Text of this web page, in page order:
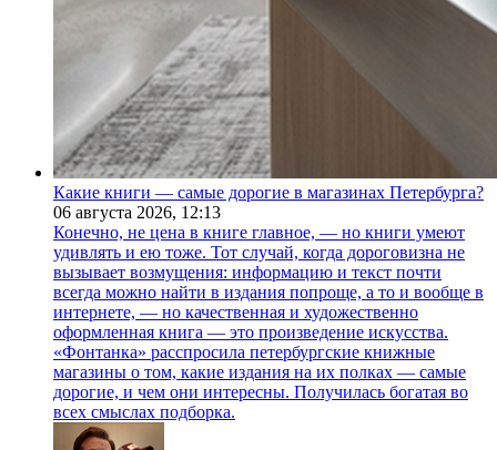
Какие книги — самые дорогие в магазинах Петербурга?
06 августа 2026, 12:13
Конечно, не цена в книге главное, — но книги умеют
удивлять и ею тоже. Тот случай, когда дороговизна не
вызывает возмущения: информацию и текст почти
всегда можно найти в издания попроще, а то и вообще в
интернете, — но качественная и художественно
оформленная книга — это произведение искусства.
«Фонтанка» расспросила петербургские книжные
магазины о том, какие издания на их полках — самые
дорогие, и чем они интересны. Получилась богатая во
всех смыслах подборка.